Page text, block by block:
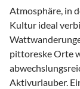
Atmosphäre, in
Kultur ideal
pittoreske Orte
Aktivurlauber.